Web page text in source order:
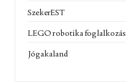
SzekerEST
LEGO robotika foglalkozás
Jógakaland